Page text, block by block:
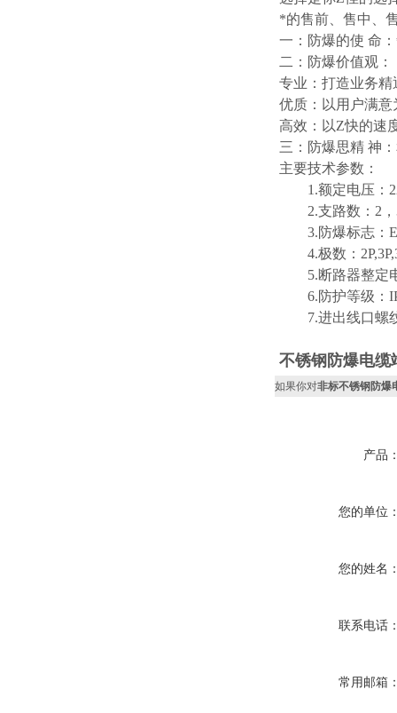
*的售前、售中、
一：防爆的使 命
二：防爆价值观：
专业：打造业务
优质：以用户满
高效：以Z快的速
三：防爆思精 神
主要技术参数：
1.额定电压：
2.支路数：2，
3.防爆标志：
4.极数：
5.断路器整定电
6.防护等级：
7.进出线口螺纹
不锈钢防爆电缆
如果你对非标不锈钢防爆
产品
您的单位
您的姓名
联系电话
常用邮箱